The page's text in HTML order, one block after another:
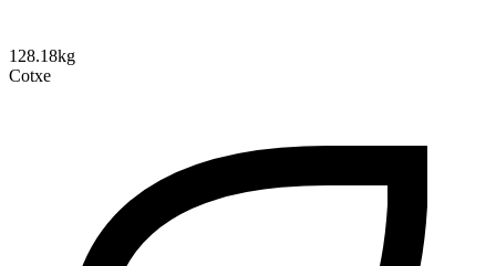
128.18kg
Cotxe